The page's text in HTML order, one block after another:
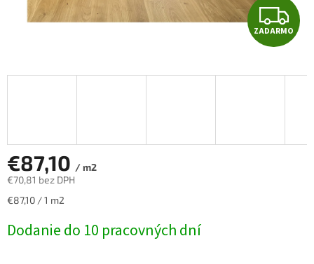
Z
A
D
ZADARMO
€87,10 / m2
€70,81 bez DPH
Jednotková
€87,10 / 1 m2
Dodanie do 10 pracovných dní